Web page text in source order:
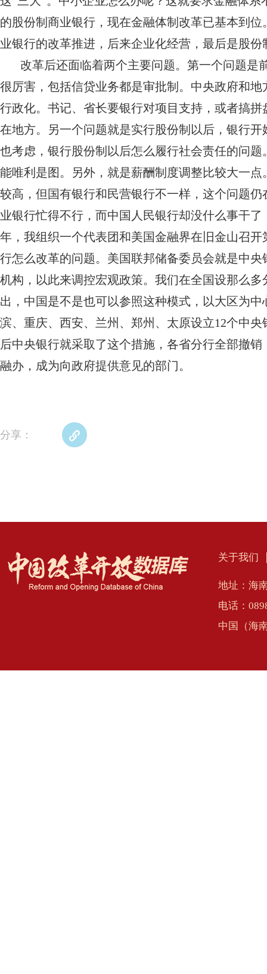
的股份制商业银行，现在金融体制改革已基本到
业银行的改革推进，后来企业化经营，最后是股份
改革后还面临着两个主要问题。第一个问题是
很厉害，包括信贷业务都是审批制。中央政府和
行政化。书记、省长要银行对项目支持，或者搞
在地方。另一个问题就是实行股份制以后，银行
也考虑，银行股份制以后怎么履行社会责任的问
能唯利是图。另外，就是薪酬制度调整比较大一
较高，但国有银行和民营银行不一样，这个问题
业银行忙得不行，而中国人民银行却没什么事干
年，我组织一个代表团和美国金融界在旧金山召
行怎么改革的问题。美国联邦储备委员会就是中
机构，以此来调控宏观政策。我们在全国设那么
出，中国是不是也可以参照这种模式，以大区为
滨、重庆、西安、兰州、郑州、太原设立12个中
后中央银行就采取了这个措施，各省分行全部撤
融办，成为向政府提供意见的部门。
分享：
关于我们
地址：海
电话：
中国（海